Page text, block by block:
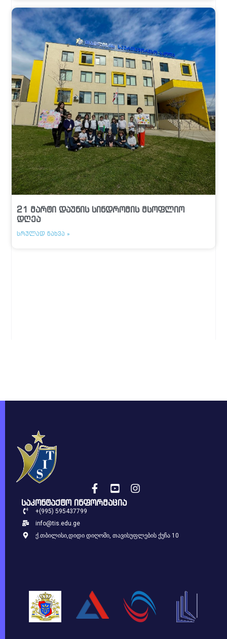
21 მარტი დაუნის სინდრომის მსოფლიო
დღეა
ᲡᲠᲣᲚᲐᲓ ᲜᲐᲮᲕᲐ »
საკონტაქტო ინფორმაცია
+(995) 595437799
info@tis.edu.ge
ქ.თბილისი,დიდი დიღომი, თავისუფლების ქუჩა 10